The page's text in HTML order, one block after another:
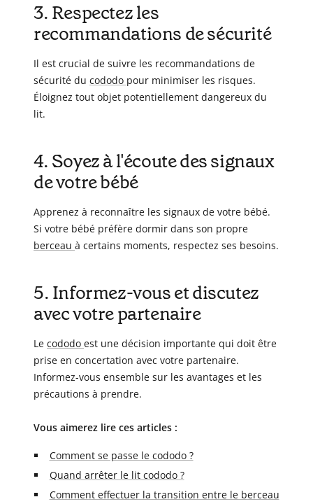
3. Respectez les
recommandations de sécurité
Il est crucial de suivre les recommandations de
sécurité du cododo pour minimiser les risques.
Éloignez tout objet potentiellement dangereux du
lit.
4. Soyez à l'écoute des signaux
de votre bébé
Apprenez à reconnaître les signaux de votre bébé.
Si votre bébé préfère dormir dans son propre
berceau à certains moments, respectez ses besoins.
5. Informez-vous et discutez
avec votre partenaire
Le cododo est une décision importante qui doit être
prise en concertation avec votre partenaire.
Informez-vous ensemble sur les avantages et les
précautions à prendre.
Vous aimerez lire ces articles :
Comment se passe le cododo ?
Quand arrêter le lit cododo ?
Comment effectuer la transition entre le berceau